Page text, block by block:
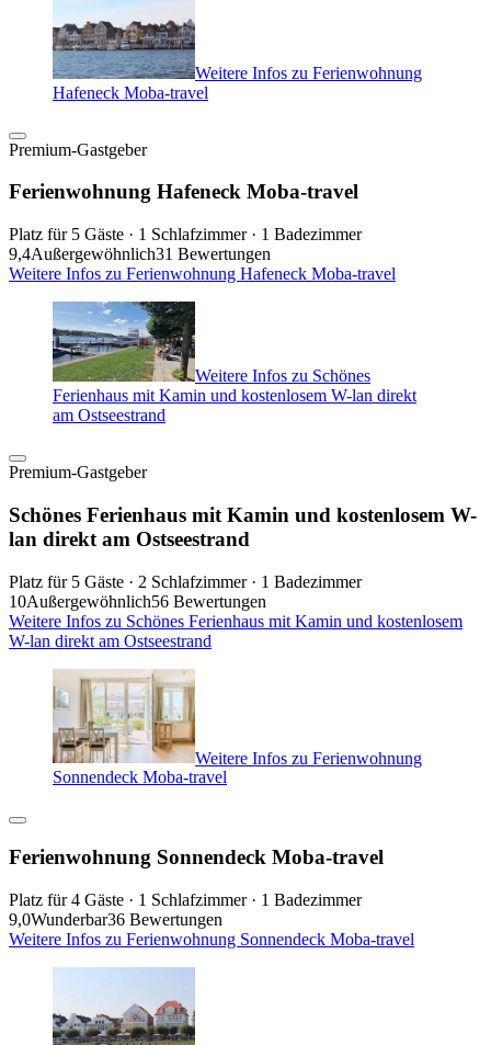
Weitere Infos zu Ferienwohnung
Hafeneck Moba-travel
Premium-Gastgeber
Ferienwohnung Hafeneck Moba-travel
Platz für 5 Gäste · 1 Schlafzimmer · 1 Badezimmer
9,4Außergewöhnlich31 Bewertungen
Weitere Infos zu Ferienwohnung Hafeneck Moba-travel
Weitere Infos zu Schönes
Ferienhaus mit Kamin und kostenlosem W-lan direkt
am Ostseestrand
Premium-Gastgeber
Schönes Ferienhaus mit Kamin und kostenlosem W-
lan direkt am Ostseestrand
Platz für 5 Gäste · 2 Schlafzimmer · 1 Badezimmer
10Außergewöhnlich56 Bewertungen
Weitere Infos zu Schönes Ferienhaus mit Kamin und kostenlosem
W-lan direkt am Ostseestrand
Weitere Infos zu Ferienwohnung
Sonnendeck Moba-travel
Ferienwohnung Sonnendeck Moba-travel
Platz für 4 Gäste · 1 Schlafzimmer · 1 Badezimmer
9,0Wunderbar36 Bewertungen
Weitere Infos zu Ferienwohnung Sonnendeck Moba-travel